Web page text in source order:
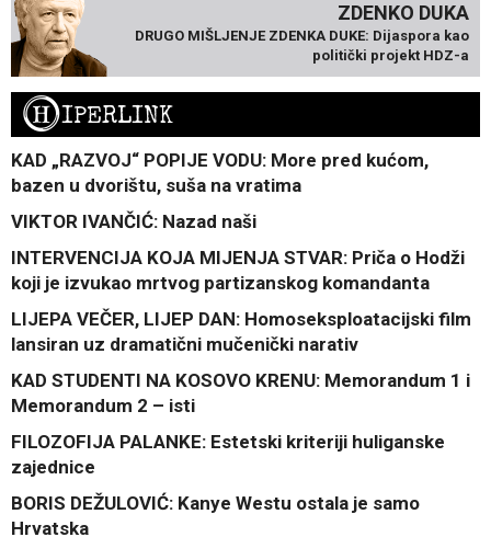
ZDENKO DUKA
DRUGO MIŠLJENJE ZDENKA DUKE: Dijaspora kao
politički projekt HDZ-a
HIPERLINK
KAD „RAZVOJ“ POPIJE VODU: More pred kućom,
bazen u dvorištu, suša na vratima
VIKTOR IVANČIĆ: Nazad naši
INTERVENCIJA KOJA MIJENJA STVAR: Priča o Hodži
koji je izvukao mrtvog partizanskog komandanta
LIJEPA VEČER, LIJEP DAN: Homoseksploatacijski film
lansiran uz dramatični mučenički narativ
KAD STUDENTI NA KOSOVO KRENU: Memorandum 1 i
Memorandum 2 – isti
FILOZOFIJA PALANKE: Estetski kriteriji huliganske
zajednice
BORIS DEŽULOVIĆ: Kanye Westu ostala je samo
Hrvatska